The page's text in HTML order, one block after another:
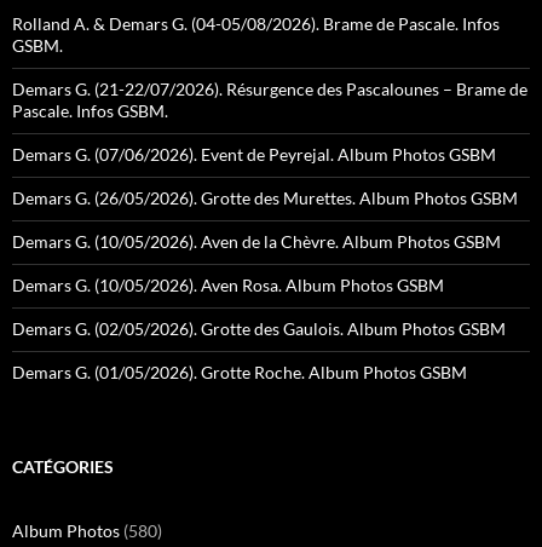
Rolland A. & Demars G. (04-05/08/2026). Brame de Pascale. Infos
GSBM.
Demars G. (21-22/07/2026). Résurgence des Pascalounes – Brame de
Pascale. Infos GSBM.
Demars G. (07/06/2026). Event de Peyrejal. Album Photos GSBM
Demars G. (26/05/2026). Grotte des Murettes. Album Photos GSBM
Demars G. (10/05/2026). Aven de la Chèvre. Album Photos GSBM
Demars G. (10/05/2026). Aven Rosa. Album Photos GSBM
Demars G. (02/05/2026). Grotte des Gaulois. Album Photos GSBM
Demars G. (01/05/2026). Grotte Roche. Album Photos GSBM
CATÉGORIES
Album Photos (580)